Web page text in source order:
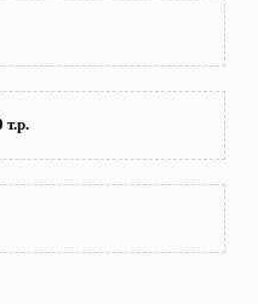
т.р.